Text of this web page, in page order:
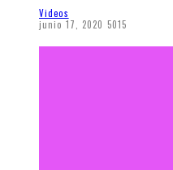
Videos
junio 17, 2020 5015